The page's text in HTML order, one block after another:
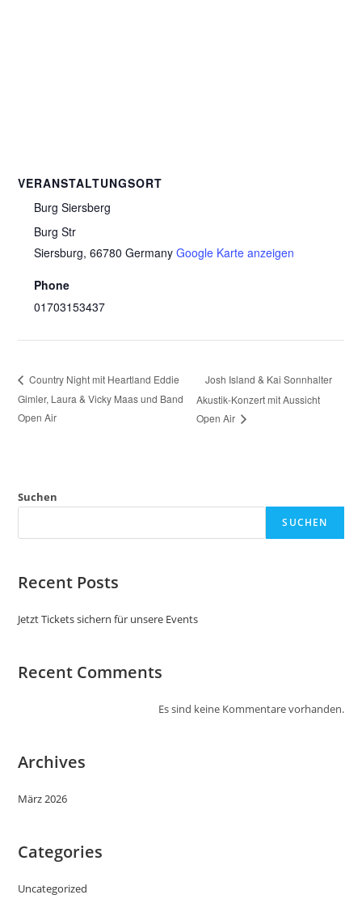
VERANSTALTUNGSORT
Burg Siersberg
Burg Str
Siersburg, 66780 Germany Google Karte anzeigen
Phone
01703153437
Country Night mit Heartland Eddie
Gimler, Laura & Vicky Maas und Band
Open Air
Josh Island & Kai Sonnhalter
Akustik-Konzert mit Aussicht
Open Air
Suchen
SUCHEN
Recent Posts
Jetzt Tickets sichern für unsere Events
Recent Comments
Es sind keine Kommentare vorhanden.
Archives
März 2026
Categories
Uncategorized